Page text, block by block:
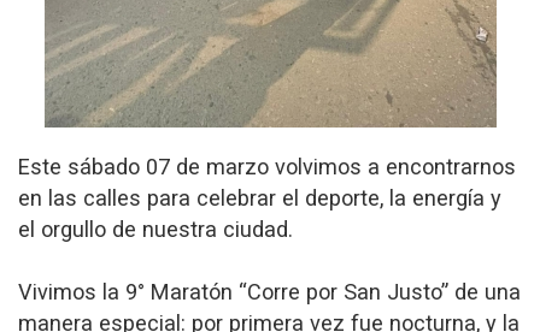
Este sábado 07 de marzo volvimos a encontrarnos
en las calles para celebrar el deporte, la energía y
el orgullo de nuestra ciudad.
Vivimos la 9° Maratón “Corre por San Justo” de una
manera especial: por primera vez fue nocturna, y la